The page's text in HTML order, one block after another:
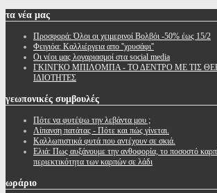
τα νέα μας
Προσφορά: Όλοι οι χειμερινοί Βολβόι -50% έως 15/2
Φειγιόα: Καλλιέργεια απο ''χρυσάφι''
Oι νέοι μας λογαριασμοί στα social media
ΓΚΙΝΓΚΟ ΜΠΙΛΟΜΠΑ - ΤΟ ΔΕΝΤΡΟ ΜΕ ΤΙΣ
ΙΔΙΟΤΗΤΕΣ
γεωπονικές συμβουλές
Πότε να φυτέψω την λεβάντα μου ;
Λίπανση πατάτας - Πότε και πώς γίνεται.
Καλλωπιστικά φυτά που αντέχουν σε σκιά.
Ελιά: Πως αυξάνουμε την ανθοφορία, το ποσοστό
περιεκτικότητα των καρπών σε λάδι
ωράριο